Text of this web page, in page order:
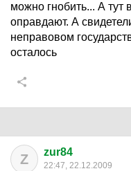
можно гнобить... А тут
оправдают. А
неправовом
осталось
Z zur84
22:47, 22.12.2009